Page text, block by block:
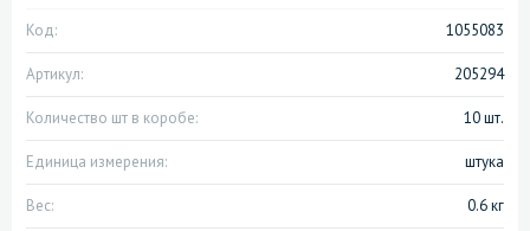
Код: 1055083
Артикул: 205294
Количество шт в коробе: 10 шт.
Единица измерения: штука
Вес: 0.6 кг